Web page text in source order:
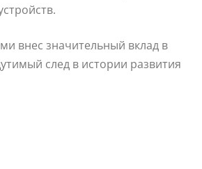
внес значительный вклад в
след в истории развития